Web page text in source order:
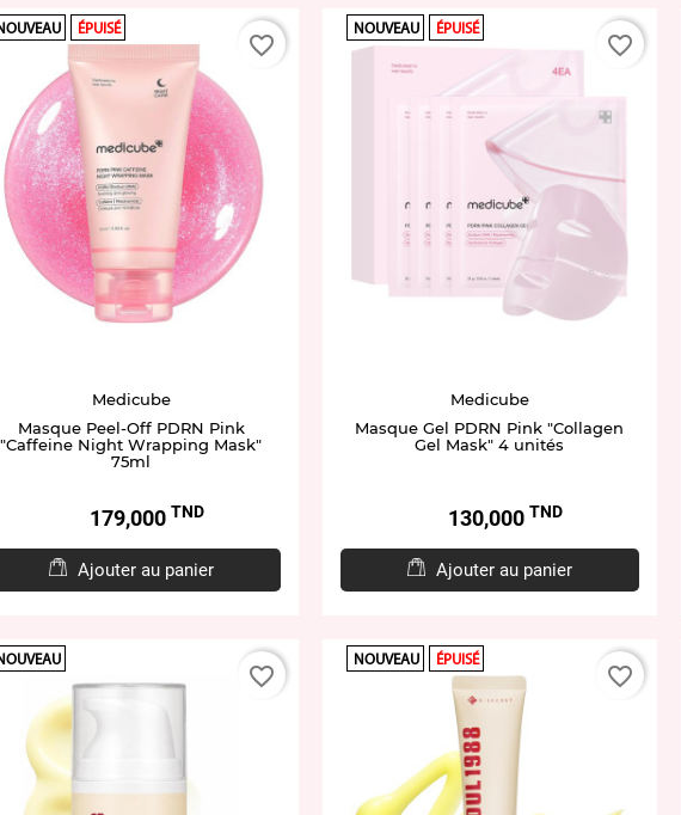
ÉPUISÉ
Medicube
Masque Peel-Off PDRN Pink
"Caffeine Night Wrapping Mask"
75ml
Prix179,000 TND
Ajouter au panier
favorite_border
NOUVEAU ÉPUISÉ
Medicube
Masque Gel PDRN Pink "Collagen
Gel Mask" 4 unités
Prix130,000 TND
Ajouter au panier
favorite_border
favorite_border
NOUVEAU ÉPUISÉ
favorite_border